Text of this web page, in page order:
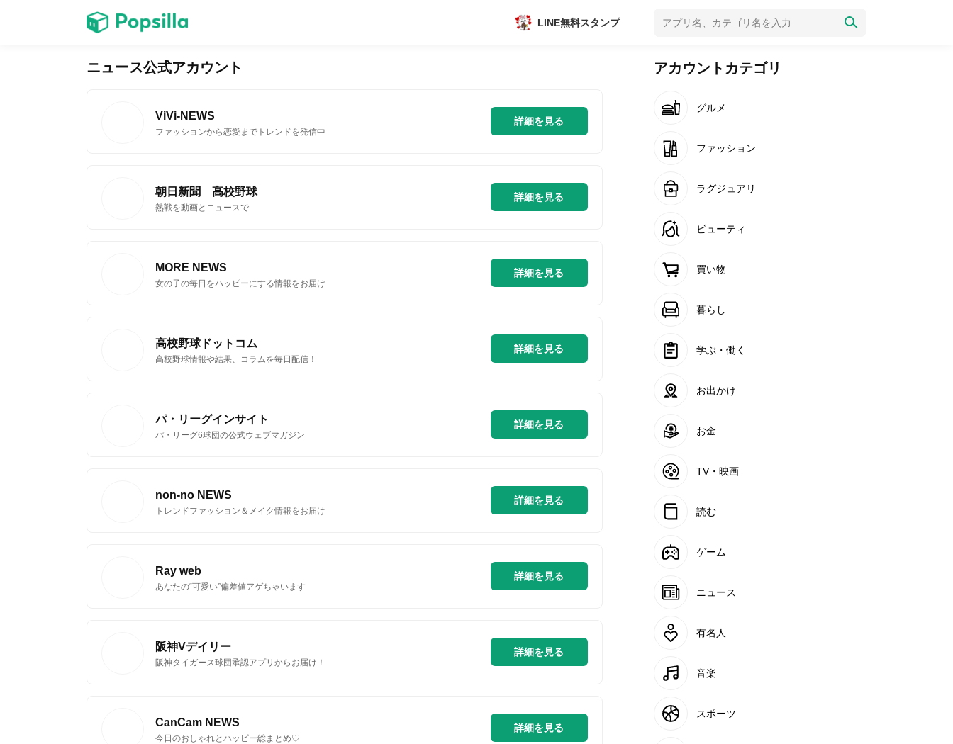
LINE無料スタンプ
LINE無料スタンプ
ニュース公式アカウント
ViVi-NEWS
ファッションから恋愛までトレンドを発信中
詳細を見る
朝日新聞 高校野球
熱戦を動画とニュースで
詳細を見る
MORE NEWS
女の子の毎日をハッピーにする情報をお届け
詳細を見る
高校野球ドットコム
高校野球情報や結果、コラムを毎日配信！
詳細を見る
パ・リーグインサイト
パ・リーグ6球団の公式ウェブマガジン
詳細を見る
non-no NEWS
トレンドファッション＆メイク情報をお届け
詳細を見る
Ray web
あなたの“可愛い”偏差値アゲちゃいます
詳細を見る
阪神Vデイリー
阪神タイガース球団承認アプリからお届け！
詳細を見る
CanCam NEWS
今日のおしゃれとハッピー総まとめ♡
詳細を見る
アカウントカテゴリ
グルメ
ファッション
ラグジュアリ
ビューティ
買い物
暮らし
学ぶ・働く
お出かけ
お金
TV・映画
読む
ゲーム
ニュース
有名人
音楽
スポーツ